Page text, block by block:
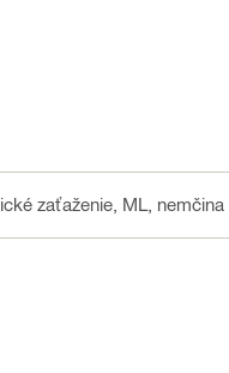
zaťaženie, ML , nemčina